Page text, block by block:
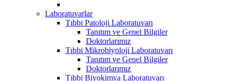
Laboratuvarlar
Tıbbi Patoloji Laboratuvarı
Tanıtım ve Genel Bilgiler
Doktorlarımız
Tıbbi Mikrobiyoloji Laboratuvarı
Tanıtım ve Genel Bilgiler
Doktorlarımız
Tıbbi Biyokimya Laboratuvarı